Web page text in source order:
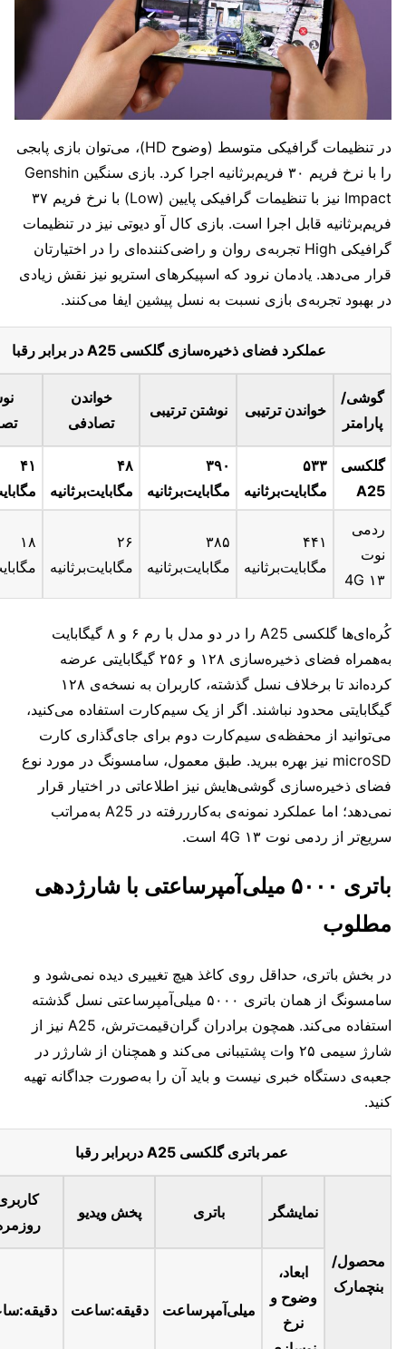
در تنظیمات گرافیکی متوسط ​​(وضوح HD)، می‌توان بازی پابجی
را با نرخ فریم ۳۰ فریم‌برثانیه اجرا کرد. بازی سنگین Genshin
Impact نیز با تنظیمات گرافیکی پایین (Low) با نرخ فریم ​​۳۷
فریم‌برثانیه قابل اجرا است. بازی کال آو دیوتی نیز در تنظیمات
گرافیکی High تجربه‌ی روان و راضی‌کننده‌ای را در اختیارتان
قرار می‌دهد. یادمان نرود که اسپیکرهای استریو نیز نقش زیادی
در بهبود تجربه‌ی بازی نسبت به نسل پیشین ایفا می‌کنند.
عملکرد فضای ذخیره‌سازی گلکسی A25 در برابر رقبا
گوشی/
پارامتر
خواندن ترتیبی نوشتن ترتیبی
خواندن
تصادفی
گلکسی
A25
۵۳۳
مگابایت‌برثانیه
۳۹۰
مگابایت‌برثانیه
۴۸
مگابایت‌برثانیه
۴۱
ردمی
نوت
۱۳ 4G
۴۴۱
مگابایت‌برثانیه
۳۸۵
مگابایت‌برثانیه
۲۶
مگابایت‌برثانیه
۱۸
کُره‌ای‌ها گلکسی A25 را در دو مدل با رم ۶ و ۸ گیگابایت
به‌همراه فضای ذخیره‌سازی ۱۲۸ و ۲۵۶ گیگابایتی عرضه
کرده‌اند تا برخلاف نسل گذشته، کاربران به نسخه‌ی ۱۲۸
گیگابایتی محدود نباشند. اگر از یک سیم‌کارت استفاده می‌کنید،
می‌توانید از محفظه‌ی سیم‌کارت دوم برای جای‌گذاری کارت
microSD نیز بهره‌ ببرید. طبق معمول، سامسونگ در مورد نوع
فضای ذخیره‌سازی گوشی‌هایش نیز اطلاعاتی در اختیار قرار
نمی‌دهد؛ اما عملکرد نمونه‌ی به‌کارررفته در A25 به‌مراتب
سریع‌تر از ردمی نوت ۱۳ 4G است.
باتری ۵۰۰۰ میلی‌آمپرساعتی با شارژدهی
مطلوب
در بخش باتری، حداقل روی کاغذ هیچ تغییری دیده نمی‌شود و
سامسونگ از همان باتری ۵۰۰۰ میلی‌آمپرساعتی نسل گذشته
استفاده می‌کند. همچون برادران گران‌قیمت‌ترش، A25 نیز از
شارژ سیمی ۲۵ وات پشتیبانی می‌کند و همچنان از شارژر در
جعبه‌ی دستگاه خبری نیست و باید آن را به‌صورت جداگانه تهیه
کنید.
عمر باتری گلکسی A25 دربرابر رقبا
محصول/
بنچمارک
نمایشگر باتری پخش ویدیو
ابعاد،
وضوح و
نرخ
میلی‌آمپرساعت دقیقه:ساعت